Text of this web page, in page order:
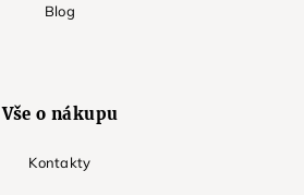
Blog
Vše o nákupu
Kontakty